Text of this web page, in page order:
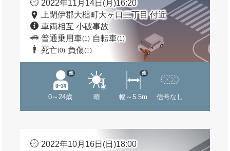
2022年11月14日(月)16:20
上閉伊郡大槌町大ヶ口二丁目 付近
車両相互 小破事故
普通乗用車(1) 自転車(1)
死亡(0) 負傷(1)
0～24歳
他
晴 幅～5.5m
他
信号なし
2022年10月16日(日)18:00